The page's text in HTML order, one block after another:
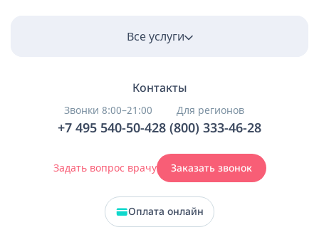
Все услуги
Контакты
Звонки 8:00–21:00
+7 495 540-50-42
Для регионов
8 (800) 333-46-28
Задать вопрос врачу Заказать звонок
Оплата онлайн